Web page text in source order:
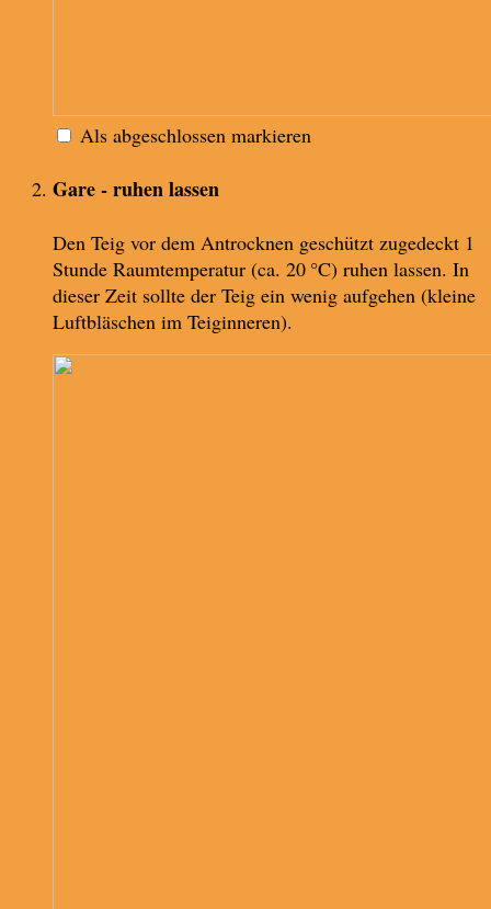
Als abgeschlossen markieren
Gare - ruhen lassen
Den Teig vor dem Antrocknen geschützt zugedeckt 1
Stunde Raumtemperatur (ca. 20 °C) ruhen lassen. In
dieser Zeit sollte der Teig ein wenig aufgehen (kleine
Luftbläschen im Teiginneren).